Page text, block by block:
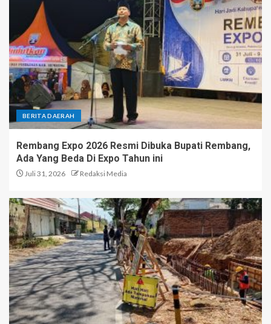
BERITA DAERAH
Rembang Expo 2026 Resmi Dibuka Bupati Rembang,
Ada Yang Beda Di Expo Tahun ini
Juli 31, 2026 Redaksi Media